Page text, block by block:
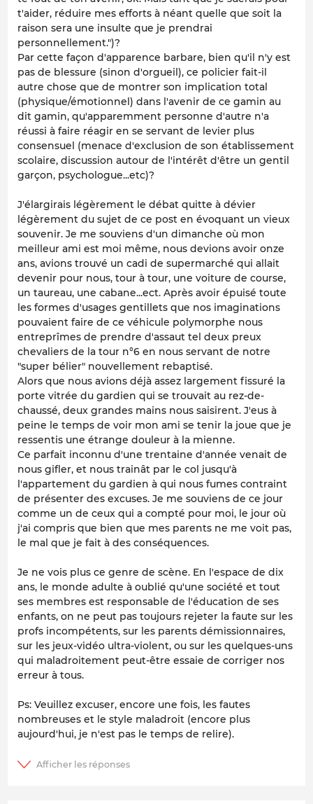
t'aider, réduire mes efforts à néant quelle que soit la
raison sera une insulte que je prendrai
personnellement.")?
Par cette façon d'apparence barbare, bien qu'il n'y est
pas de blessure (sinon d'orgueil), ce policier fait-il
autre chose que de montrer son implication total
(physique/émotionnel) dans l'avenir de ce gamin au
dit gamin, qu'apparemment personne d'autre n'a
réussi à faire réagir en se servant de levier plus
consensuel (menace d'exclusion de son établissement
scolaire, discussion autour de l'intérêt d'être un gentil
garçon, psychologue...etc)?
J'élargirais légèrement le débat quitte à dévier
légèrement du sujet de ce post en évoquant un vieux
souvenir. Je me souviens d'un dimanche où mon
meilleur ami est moi même, nous devions avoir onze
ans, avions trouvé un cadi de supermarché qui allait
devenir pour nous, tour à tour, une voiture de course,
un taureau, une cabane...ect. Après avoir épuisé toute
les formes d'usages gentillets que nos imaginations
pouvaient faire de ce véhicule polymorphe nous
entreprîmes de prendre d'assaut tel deux preux
chevaliers de la tour n°6 en nous servant de notre
"super bélier" nouvellement rebaptisé.
Alors que nous avions déjà assez largement fissuré la
porte vitrée du gardien qui se trouvait au rez-de-
chaussé, deux grandes mains nous saisirent. J'eus à
peine le temps de voir mon ami se tenir la joue que je
ressentis une étrange douleur à la mienne.
Ce parfait inconnu d'une trentaine d'année venait de
nous gifler, et nous trainât par le col jusqu'à
l'appartement du gardien à qui nous fumes contraint
de présenter des excuses. Je me souviens de ce jour
comme un de ceux qui a compté pour moi, le jour où
j'ai compris que bien que mes parents ne me voit pas,
le mal que je fait à des conséquences.
Je ne vois plus ce genre de scène. En l'espace de dix
ans, le monde adulte à oublié qu'une société et tout
ses membres est responsable de l'éducation de ses
enfants, on ne peut pas toujours rejeter la faute sur les
profs incompétents, sur les parents démissionnaires,
sur les jeux-vidéo ultra-violent, ou sur les quelques-uns
qui maladroitement peut-être essaie de corriger nos
erreur à tous.
Ps: Veuillez excuser, encore une fois, les fautes
nombreuses et le style maladroit (encore plus
aujourd'hui, je n'est pas le temps de relire).